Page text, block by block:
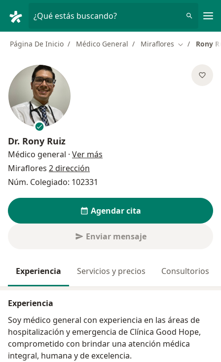
¿Qué estás buscando?
Página De Inicio Médico General Miraflores Cambiar de
Rony
Dr. Rony Ruiz
Médico general · Ver más
Miraflores 2 dirección
Núm. Colegiado: 102331
Agendar cita
Enviar mensaje
Experiencia Servicios y precios Consultorios
Experiencia
Soy médico general con experiencia en las áreas de
hospitalización y emergencia de Clínica Good Hope,
comprometido con brindar una atención médica
integral, humana y de excelencia.